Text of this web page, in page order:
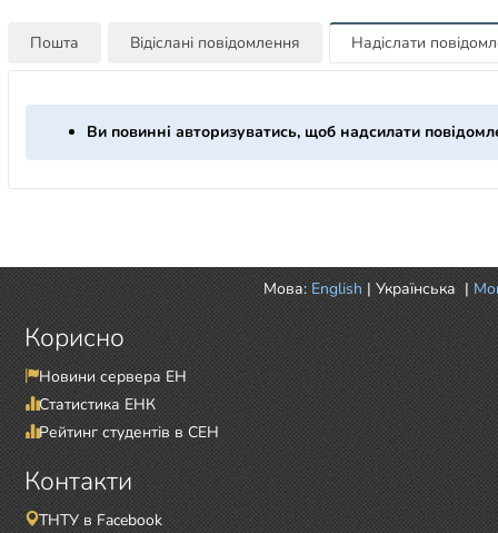
Пошта Відіслані повідомлення Надіслати
Ви повинні авторизуватись, щоб надсилати
Мова: English | Українська |
Корисно
Новини сервера ЕН
Статистика ЕНК
Рейтинг студентів в СЕН
Контакти
ТНТУ в Facebook